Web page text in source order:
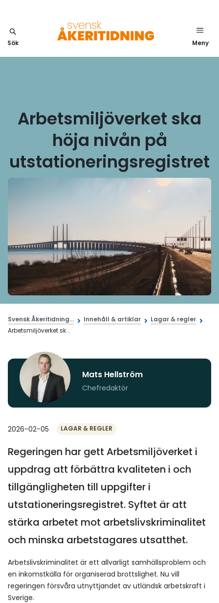
Sök Meny
Arbetsmiljöverket ska
höja nivån på
utstationeringsregistret
Svensk Åkeritidning... Innehåll & artiklar
Lagar & regler
Arbetsmiljöverket sk...
Mats Hellström
Chefredaktör
2026-02-05 LAGAR & REGLER
Regeringen har gett Arbetsmiljöverket i
uppdrag att förbättra kvaliteten i och
tillgängligheten till uppgifter i
utstationeringsregistret. Syftet är att
stärka arbetet mot arbetslivskriminalitet
och minska arbetstagares utsatthet.
Arbetslivskriminalitet är ett allvarligt samhällsproblem och
en inkomstkälla för organiserad brottslighet. Nu vill
regeringen försvåra utnyttjandet av utländsk arbetskraft i
Sverige.